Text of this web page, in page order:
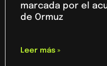
marcada por el
de Ormuz
Leer más »